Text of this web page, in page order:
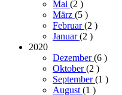
Mai (2 )
März (5 )
Februar(2 )
Januar(2 )
2020
Dezember(6 )
Oktober(2 )
September(1 )
August (1 )